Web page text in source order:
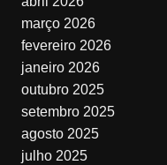
março 2026
fevereiro 2026
janeiro 2026
outubro 2025
setembro 2025
agosto 2025
julho 2025